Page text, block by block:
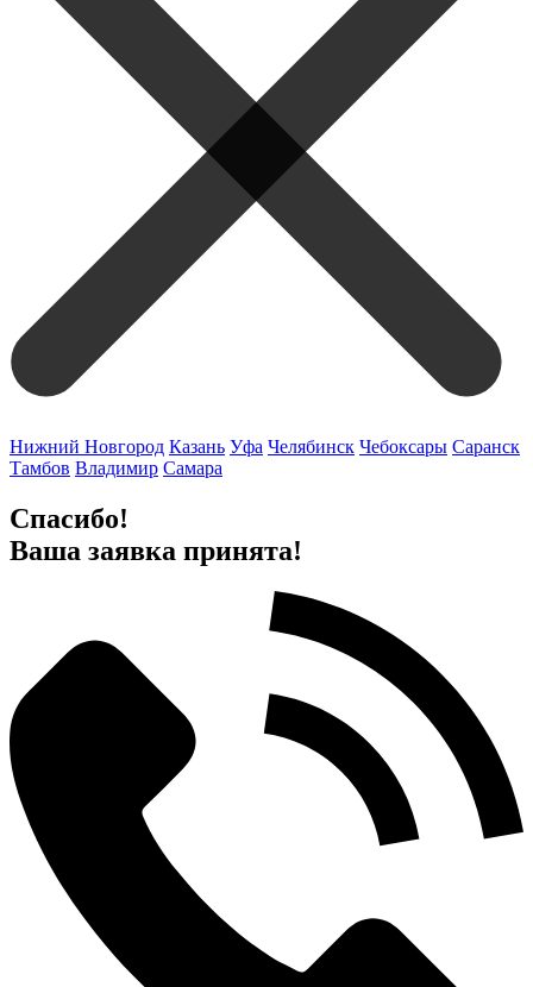
Нижний Новгород Казань Уфа Челябинск Чебоксары Саранск
Тамбов Владимир Самара
Спасибо!
Ваша заявка принята!